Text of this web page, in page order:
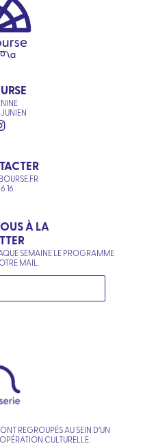
16
À LA
SEMAINE LE PROGRAMME
MAIL.
REGROUPÉS AU SEIN D’UN
CULTURELLE.